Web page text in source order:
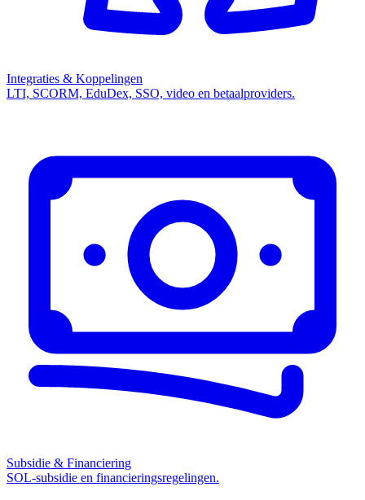
Integraties & Koppelingen
LTI, SCORM, EduDex, SSO, video en betaalproviders.
Subsidie & Financiering
SOL-subsidie en financieringsregelingen.